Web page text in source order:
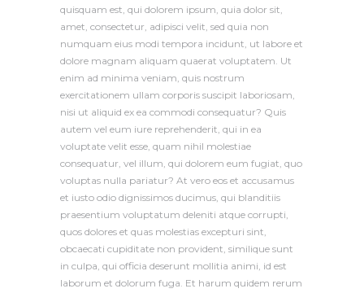
quisquam est, qui dolorem ipsum, quia dolor sit,
amet, consectetur, adipisci velit, sed quia non
numquam eius modi tempora incidunt, ut labore et
dolore magnam aliquam quaerat voluptatem. Ut
enim ad minima veniam, quis nostrum
exercitationem ullam corporis suscipit laboriosam,
nisi ut aliquid ex ea commodi consequatur? Quis
autem vel eum iure reprehenderit, qui in ea
voluptate velit esse, quam nihil molestiae
consequatur, vel illum, qui dolorem eum fugiat, quo
voluptas nulla pariatur? At vero eos et accusamus
et iusto odio dignissimos ducimus, qui blanditiis
praesentium voluptatum deleniti atque corrupti,
quos dolores et quas molestias excepturi sint,
obcaecati cupiditate non provident, similique sunt
in culpa, qui officia deserunt mollitia animi, id est
laborum et dolorum fuga. Et harum quidem rerum